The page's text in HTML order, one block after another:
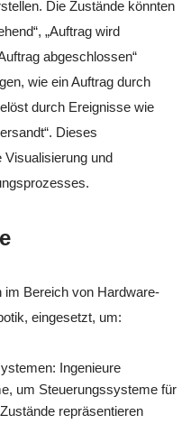
Die Zustände könnten
„Auftrag wird
abgeschlossen“
wie ein Auftrag durch
durch Ereignisse wie
Dieses
und
Bereich von Hardware-
eingesetzt, um:
Ingenieure
um Steuerungssysteme für
repräsentieren